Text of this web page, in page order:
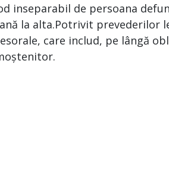
inseparabil de persoana
la alta.Potrivit prevederilor
care includ, pe lângă